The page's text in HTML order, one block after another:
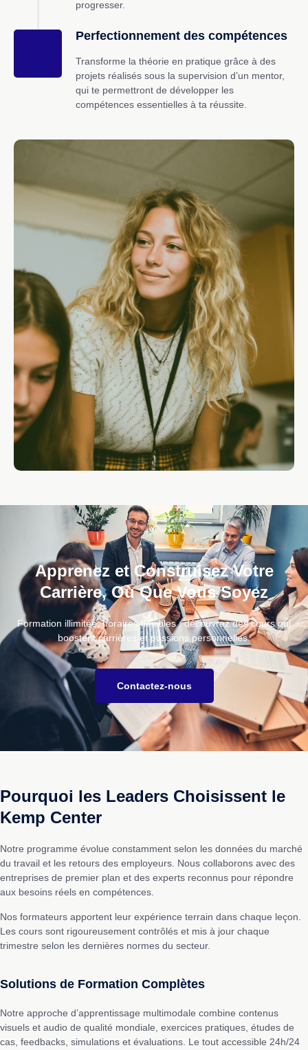
progresser.
Perfectionnement des compétences
Transforme la théorie en pratique grâce à des
projets réalisés sous la supervision d’un mentor,
qui te permettront de développer les
compétences essentielles à ta réussite.
Apprenez et Construisez Votre
Carrière, Où Que Vous Soyez
Formation illimitée, horaires flexibles : découvrez des cours qui
boostent carrières et passions personnelles.
Contactez-nous
Pourquoi les Leaders Choisissent le
Kemp Center
Notre programme évolue constamment selon les données du marché
du travail et les retours des employeurs. Nous collaborons avec des
entreprises de premier plan et des experts reconnus pour répondre
aux besoins réels en compétences.
Nos formateurs apportent leur expérience terrain dans chaque leçon.
Les cours sont rigoureusement contrôlés et mis à jour chaque
trimestre selon les dernières normes du secteur.
Solutions de Formation Complètes
Notre approche d’apprentissage multimodale combine contenus
visuels et audio de qualité mondiale, exercices pratiques, études de
cas, feedbacks, simulations et évaluations. Le tout accessible 24h/24